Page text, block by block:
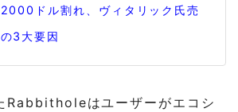
ドル割れ、ヴィタリック氏売
3大要因
Rabbitholeはユーザーがエコシ